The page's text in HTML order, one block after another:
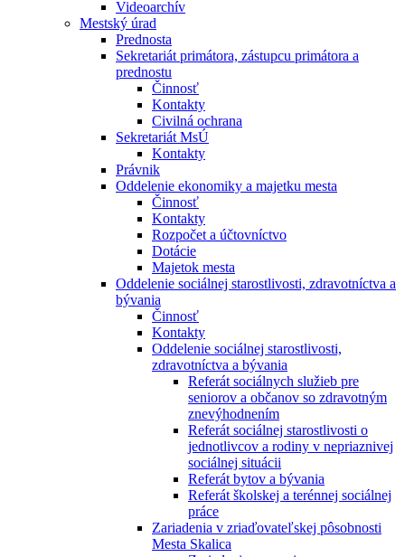
Videoarchív
Mestský úrad
Prednosta
Sekretariát primátora, zástupcu primátora a
prednostu
Činnosť
Kontakty
Civilná ochrana
Sekretariát MsÚ
Kontakty
Právnik
Oddelenie ekonomiky a majetku mesta
Činnosť
Kontakty
Rozpočet a účtovníctvo
Dotácie
Majetok mesta
Oddelenie sociálnej starostlivosti, zdravotníctva a
bývania
Činnosť
Kontakty
Oddelenie sociálnej starostlivosti,
zdravotníctva a bývania
Referát sociálnych služieb pre
seniorov a občanov so zdravotným
znevýhodnením
Referát sociálnej starostlivosti o
jednotlivcov a rodiny v nepriaznivej
sociálnej situácii
Referát bytov a bývania
Referát školskej a terénnej sociálnej
práce
Zariadenia v zriaďovateľskej pôsobnosti
Mesta Skalica